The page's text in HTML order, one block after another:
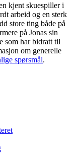
kjent skuespiller i
arbeid og en sterk
store ting både på
på Jonas sin
som har bidratt til
om generelle
spørsmål.